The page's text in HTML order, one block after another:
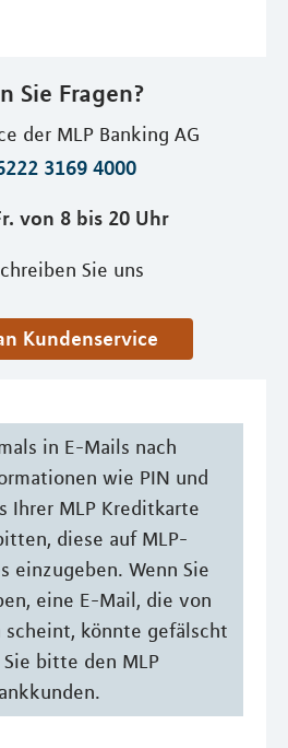
Sie Fragen?
der MLP Banking AG
3169 4000
von 8 bis 20 Uhr
Sie uns
Kundenservice
in E-Mails nach
wie PIN und
Ihrer MLP Kreditkarte
diese auf MLP-
einzugeben. Wenn Sie
eine E-Mail, die von
scheint, könnte gefälscht
bitte den MLP